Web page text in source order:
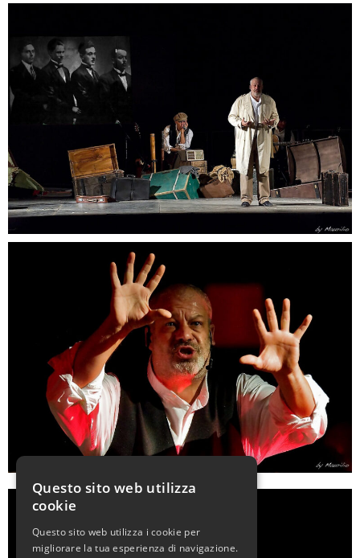
Questo sito web utilizza
cookie
Questo sito web utilizza i cookie per
migliorare la tua esperienza di navigazione.